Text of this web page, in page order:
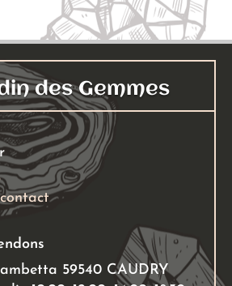
Les
choisies
des Gemmes
59540 CAUDRY